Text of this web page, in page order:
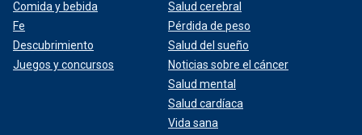
Comida y bebida
Fe
Descubrimiento
Juegos y concursos
Salud cerebral
Pérdida de peso
Salud del sueño
Noticias sobre el cáncer
Salud mental
Salud cardíaca
Vida sana